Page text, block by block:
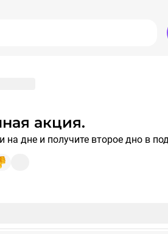
акция.
на дне и получите второе дно в